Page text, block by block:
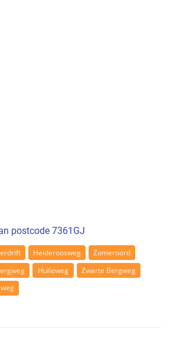
postcode 7361GJ
Heideroosweg
Zomeroord
Hulleweg
Zwarte Bergweg